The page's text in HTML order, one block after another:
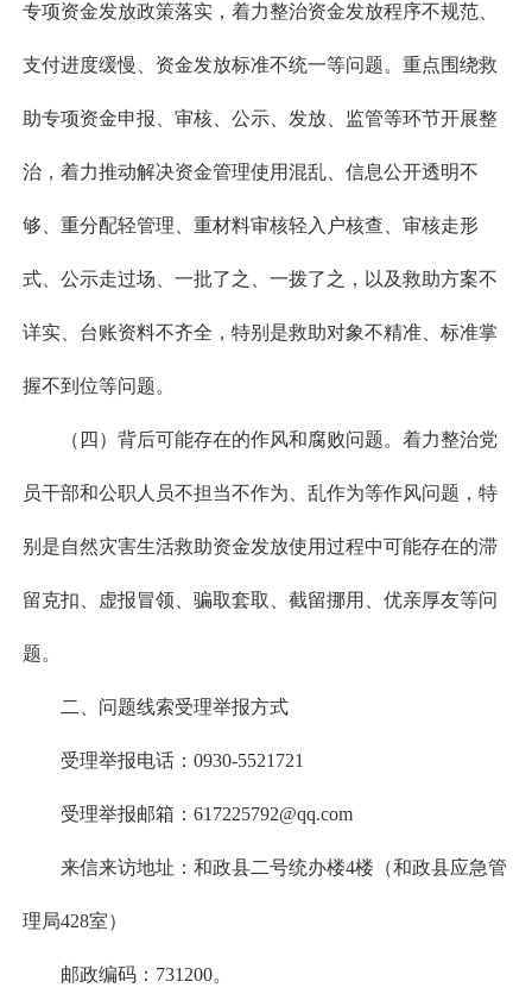
专项资金发放政策落实，着力整治资金发放程序不规范、
支付进度缓慢、资金发放标准不统一等问题。重点围绕救
助专项资金申报、审核、公示、发放、监管等环节开展整
治，着力推动解决资金管理使用混乱、信息公开透明不
够、重分配轻管理、重材料审核轻入户核查、审核走形
式、公示走过场、一批了之、一拨了之，以及救助方案不
详实、台账资料不齐全，特别是救助对象不精准、标准掌
握不到位等问题。
（四）背后可能存在的作风和腐败问题。着力整治党
员干部和公职人员不担当不作为、乱作为等作风问题，特
别是自然灾害生活救助资金发放使用过程中可能存在的滞
留克扣、虚报冒领、骗取套取、截留挪用、优亲厚友等问
题。
二、问题线索受理举报方式
受理举报电话：0930-5521721
受理举报邮箱：617225792@qq.com
来信来访地址：和政县二号统办楼4楼（和政县应急管
理局428室）
邮政编码：731200。